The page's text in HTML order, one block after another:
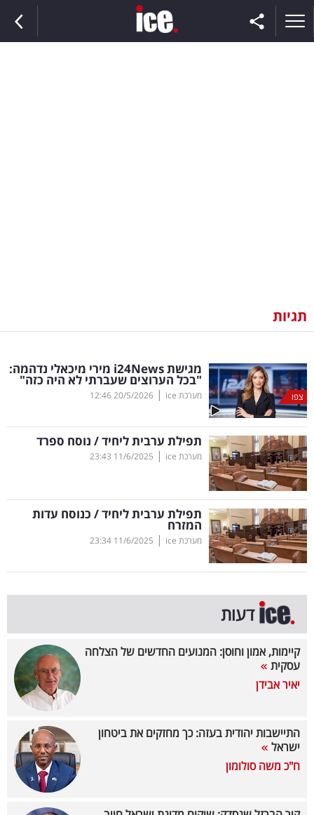
וצרכנות
דיגיטל
וטק
שיווק
ופרסום
משפט
מדדים
ומחקרים
דעות
רכילות
עסקית
קריפטו
ויראלי
עסקי
תגיות
צפו
מגישת i24News מירי מיכאלי נדהמה:
"בכל הערוצים שעברתי לא היה כזה"
מערכת ice |
20/5/2026
12:46
תפילת ערבית ליחיד / נוסח ספרד
מערכת ice |
11/6/2025
23:43
תפילת ערבית ליחיד / כנוסח עדות
המזרח
מערכת ice |
11/6/2025
23:34
דעות
קיימות, אמון וחוסן: המנועים החדשים של הצלחה
עסקית
יאיר אבידן
התיישבות יהודית בעזה: כך מחזקים את ביטחון
ישראל
ח"כ משה סולומון